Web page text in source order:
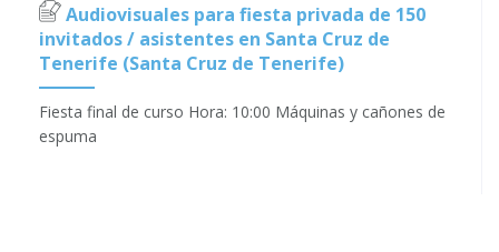
Audiovisuales para fiesta privada de 150
invitados / asistentes en Santa Cruz de
Tenerife (Santa Cruz de Tenerife)
Fiesta final de curso Hora: 10:00 Máquinas y cañones de
espuma